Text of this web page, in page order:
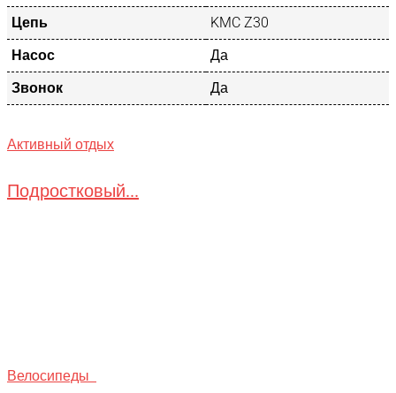
Цепь
KMC Z30
Насос
Да
Звонок
Да
Активный отдых
Подростковый...
Велосипеды